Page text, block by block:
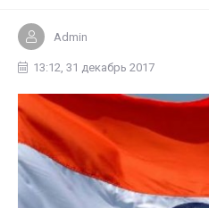
Admin
13:12, 31 декабрь 2017